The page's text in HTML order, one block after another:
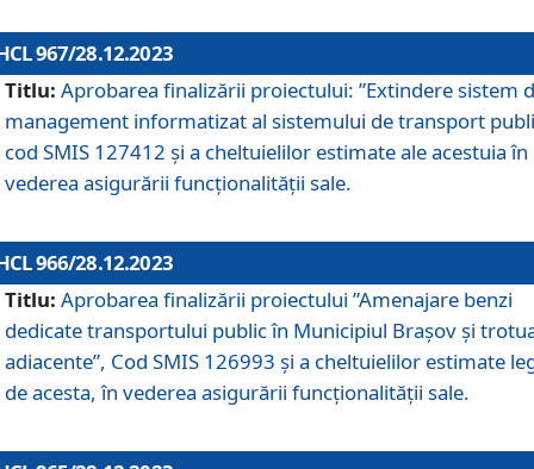
967/28.12.2023
Titlu: Aprobarea finalizării proiectului: ”Extindere sistem
management informatizat al sistemului de transport
cod SMIS 127412 și a cheltuielilor estimate ale acestuia în
vederea asigurării funcționalității sale.
966/28.12.2023
Titlu: Aprobarea finalizării proiectului ”Amenajare benzi
dedicate transportului public în Municipiul Brașov şi
adiacente”, Cod SMIS 126993 și a cheltuielilor estimate
de acesta, în vederea asigurării funcționalității sale.